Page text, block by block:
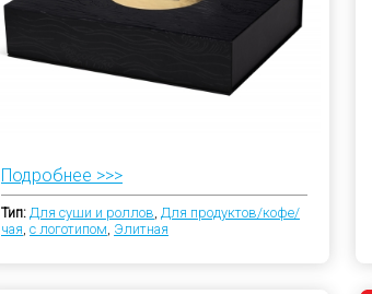
Подробнее >>>
Тип: Для суши и роллов, Для продуктов/кофе/
чая, с логотипом, Элитная